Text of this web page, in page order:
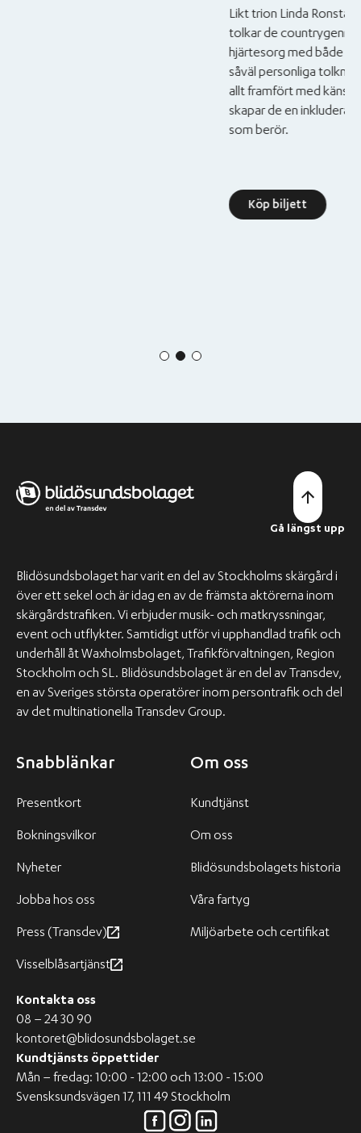
Likt trion Linda Ronstadt, Dolly Parton
tolkar de countrygenrens teman om
hjärtesorg med både värme och kraft.
såväl personliga tolkningar av klassiker
allt framfört med känsla och stark
skapar de en inkluderande och levande
Gå längst upp
Blidösundsbolaget har varit en del av Stockholms skärgård i
över ett sekel och är idag en av de främsta aktörerna inom
skärgårdstrafiken. Vi erbjuder musik- och matkryssningar,
event och utflykter. Samtidigt utför vi upphandlad trafik och
underhåll åt Waxholmsbolaget, Trafikförvaltningen, Region
Stockholm och SL. Blidösundsbolaget är en del av Transdev,
en av Sveriges största operatörer inom persontrafik och del
av det multinationella Transdev Group.
Snabblänkar
Presentkort
Bokningsvilkor
Nyheter
Jobba hos oss
Press (Transdev)
Visselblåsartjänst
Om oss
Kundtjänst
Om oss
Blidösundsbolagets historia
Våra fartyg
Miljöarbete och certifikat
Kontakta oss
08 – 24 30 90
kontoret@blidosundsbolaget.se
Kundtjänsts öppettider
Mån – fredag: 10:00 - 12:00 och 13:00 - 15:00
Svensksundsvägen 17, 111 49 Stockholm